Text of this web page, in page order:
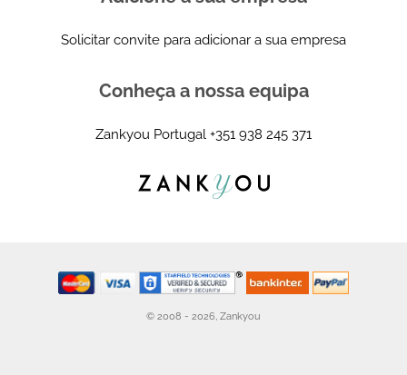
Solicitar convite para adicionar a sua empresa
Conheça a nossa equipa
Zankyou Portugal +351 938 245 371
© 2008 - 2026, Zankyou